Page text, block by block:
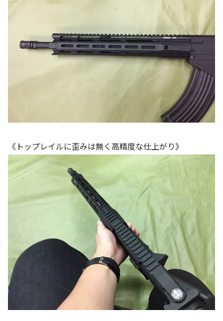
《トップレイルに歪みは無く高精度な仕上がり》